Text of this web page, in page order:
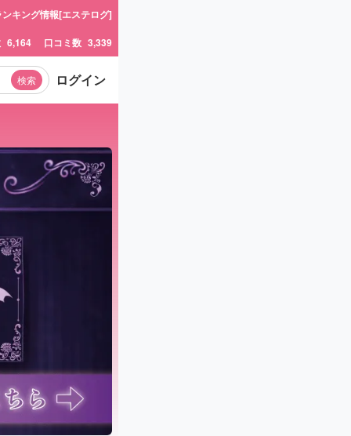
キング情報[エステログ]
6,164 口コミ数 3,339
検索 ログイン